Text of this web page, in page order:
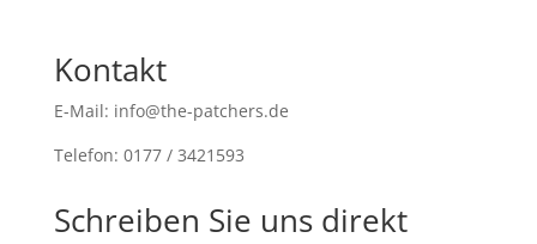
Kontakt
E-Mail: info@the-patchers.de
Telefon: 0177 / 3421593
Schreiben Sie uns direkt